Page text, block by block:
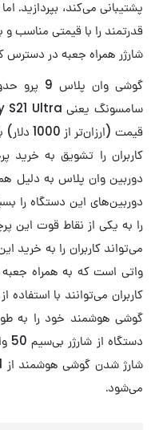
پشتیبانی می‌کند، بپردازید.
شارژر همراه جعبه در دسترس
قیمت
کاربران را تشویق به
دوربین‌های این دستگاه را
را به یکی از نقاط قوت این
واتی است که به همراه جعبه
گوشی هوشمند خود را به طور
می‌شود.